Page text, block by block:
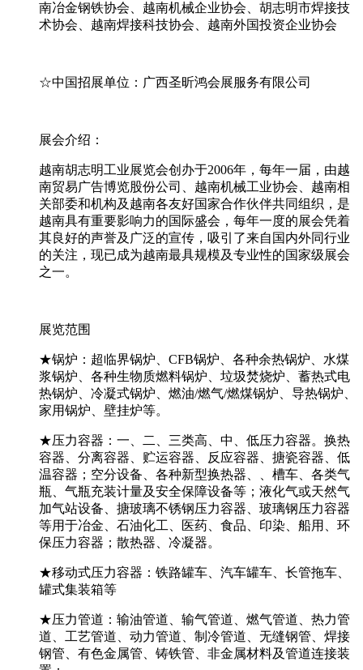
南冶金钢铁协会、越南机械企业协会、胡志明市焊接技
术协会、越南焊接科技协会、越南外国投资企业协会
☆中国招展单位：广西圣昕鸿会展服务有限公司
展会介绍：
越南胡志明工业展览会创办于2006年，每年一届，由越
南贸易广告博览股份公司、越南机械工业协会、越南相
关部委和机构及越南各友好国家合作伙伴共同组织，是
越南具有重要影响力的国际盛会，每年一度的展会凭着
其良好的声誉及广泛的宣传，吸引了来自国内外同行业
的关注，现已成为越南最具规模及专业性的国家级展会
之一。
展览范围
★锅炉：超临界锅炉、CFB锅炉、各种余热锅炉、水煤
浆锅炉、各种生物质燃料锅炉、垃圾焚烧炉、蓄热式电
热锅炉、冷凝式锅炉、燃油/燃气/燃煤锅炉、导热锅炉、
家用锅炉、壁挂炉等。
★压力容器：一、二、三类高、中、低压力容器。换热
容器、分离容器、贮运容器、反应容器、搪瓷容器、低
温容器；空分设备、各种新型换热器、、槽车、各类气
瓶、气瓶充装计量及安全保障设备等；液化气或天然气
加气站设备、搪玻璃不锈钢压力容器、玻璃钢压力容器
等用于冶金、石油化工、医药、食品、印染、船用、环
保压力容器；散热器、冷凝器。
★移动式压力容器：铁路罐车、汽车罐车、长管拖车、
罐式集装箱等
★压力管道：输油管道、输气管道、燃气管道、热力管
道、工艺管道、动力管道、制冷管道、无缝钢管、焊接
钢管、有色金属管、铸铁管、非金属材料及管道连接装